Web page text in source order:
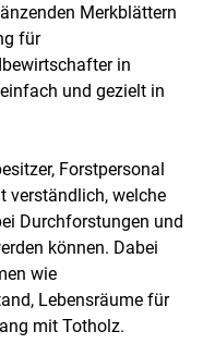
Merkblättern
für
in
und gezielt in
Forstpersonal
verständlich, welche
Durchforstungen und
können. Dabei
wie
Lebensräume für
mit Totholz.